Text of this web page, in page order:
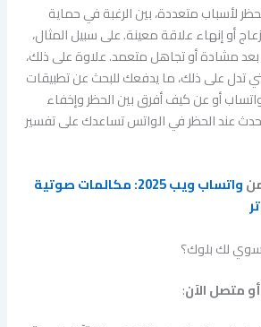
لأسباب متعددة، بين الرغبة في حماية
أو إنهاء علاقة معينة. على سبيل المثال،
مشادة أو تجاهل متعمد. علاوة على ذلك،
تدل على ذلك، ما يدفعك للبحث عن تطبيقات
أو عن كيف أفرق بين الحظر وإخفاء
عند الحظر في الواتس تساعدك على تفسير
واتساب ويب 2025: مكالمات صوتية
لك بلوك؟
متصل الآن: